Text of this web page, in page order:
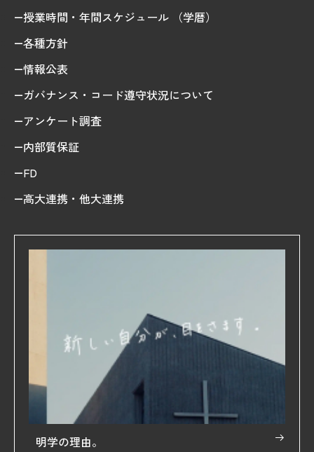
授業時間・年間スケジュール （学暦）
各種方針
情報公表
ガバナンス・コード遵守状況について
アンケート調査
内部質保証
FD
高大連携・他大連携
明学の理由。